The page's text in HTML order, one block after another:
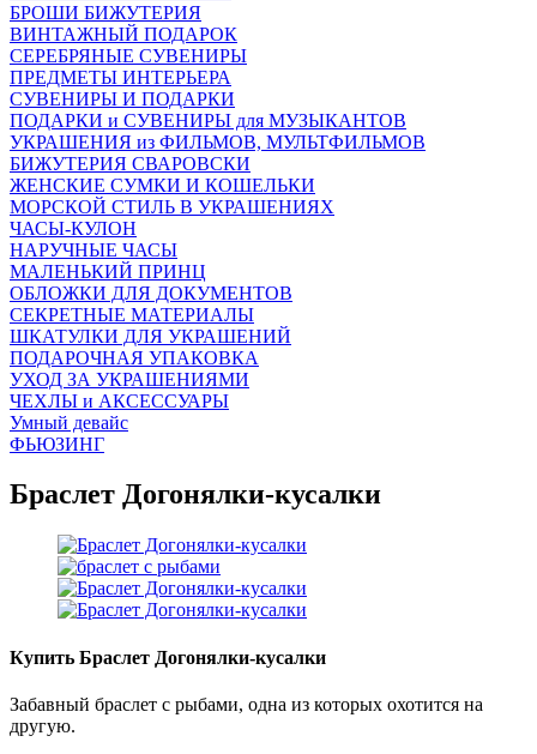
БРОШИ БИЖУТЕРИЯ
ВИНТАЖНЫЙ ПОДАРОК
СЕРЕБРЯНЫЕ СУВЕНИРЫ
ПРЕДМЕТЫ ИНТЕРЬЕРА
СУВЕНИРЫ И ПОДАРКИ
ПОДАРКИ и СУВЕНИРЫ для МУЗЫКАНТОВ
УКРАШЕНИЯ из ФИЛЬМОВ, МУЛЬТФИЛЬМОВ
БИЖУТЕРИЯ СВАРОВСКИ
ЖЕНСКИЕ СУМКИ И КОШЕЛЬКИ
МОРСКОЙ СТИЛЬ В УКРАШЕНИЯХ
ЧАСЫ-КУЛОН
НАРУЧНЫЕ ЧАСЫ
МАЛЕНЬКИЙ ПРИНЦ
ОБЛОЖКИ ДЛЯ ДОКУМЕНТОВ
СЕКРЕТНЫЕ МАТЕРИАЛЫ
ШКАТУЛКИ ДЛЯ УКРАШЕНИЙ
ПОДАРОЧНАЯ УПАКОВКА
УХОД ЗА УКРАШЕНИЯМИ
ЧEХЛЫ и АКСЕССУАРЫ
Умный девайс
ФЬЮЗИНГ
Браслет Догонялки-кусалки
Купить Браслет Догонялки-кусалки
Забавный браслет с рыбами, одна из которых охотится на
другую.